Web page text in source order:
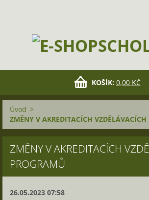
KOŠÍK: 0,00 KČ
Úvod >
ZMĚNY V AKREDITACÍCH VZDĚLÁVACÍCH
ZMĚNY V AKREDITACÍCH
PROGRAMŮ
26.05.2023 07:58